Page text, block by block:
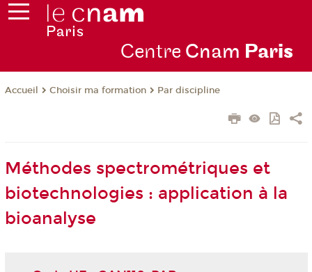
Centre Cnam Paris
Accueil Choisir ma formation Par discipline
Méthodes spectrométriques et
biotechnologies : application à la
bioanalyse